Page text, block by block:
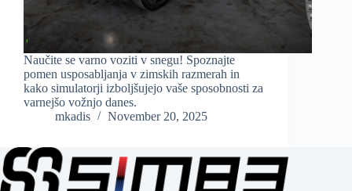
Naučite se varno voziti v snegu! Spoznajte
pomen usposabljanja v zimskih razmerah in
kako simulatorji izboljšujejo vaše sposobnosti za
varnejšo vožnjo danes.
mkadis
November 20, 2025